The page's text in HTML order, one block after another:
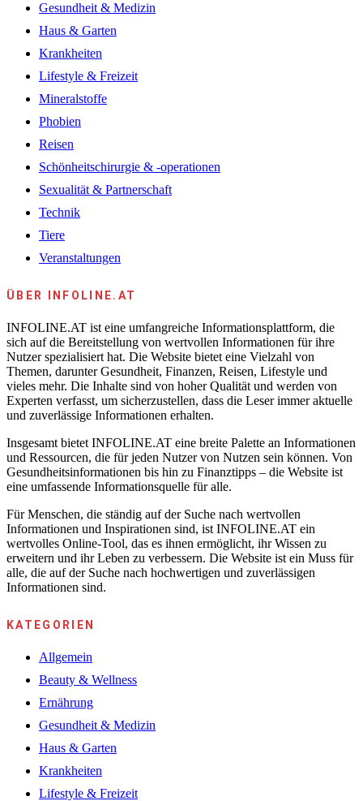
Gesundheit & Medizin
Haus & Garten
Krankheiten
Lifestyle & Freizeit
Mineralstoffe
Phobien
Reisen
Schönheitschirurgie & -operationen
Sexualität & Partnerschaft
Technik
Tiere
Veranstaltungen
ÜBER INFOLINE.AT
INFOLINE.AT ist eine umfangreiche Informationsplattform, die
sich auf die Bereitstellung von wertvollen Informationen für ihre
Nutzer spezialisiert hat. Die Website bietet eine Vielzahl von
Themen, darunter Gesundheit, Finanzen, Reisen, Lifestyle und
vieles mehr. Die Inhalte sind von hoher Qualität und werden von
Experten verfasst, um sicherzustellen, dass die Leser immer aktuelle
und zuverlässige Informationen erhalten.
Insgesamt bietet INFOLINE.AT eine breite Palette an Informationen
und Ressourcen, die für jeden Nutzer von Nutzen sein können. Von
Gesundheitsinformationen bis hin zu Finanztipps – die Website ist
eine umfassende Informationsquelle für alle.
Für Menschen, die ständig auf der Suche nach wertvollen
Informationen und Inspirationen sind, ist INFOLINE.AT ein
wertvolles Online-Tool, das es ihnen ermöglicht, ihr Wissen zu
erweitern und ihr Leben zu verbessern. Die Website ist ein Muss für
alle, die auf der Suche nach hochwertigen und zuverlässigen
Informationen sind.
KATEGORIEN
Allgemein
Beauty & Wellness
Ernährung
Gesundheit & Medizin
Haus & Garten
Krankheiten
Lifestyle & Freizeit